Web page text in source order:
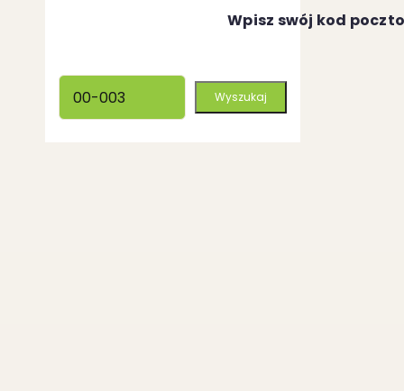
Wpisz swój kod